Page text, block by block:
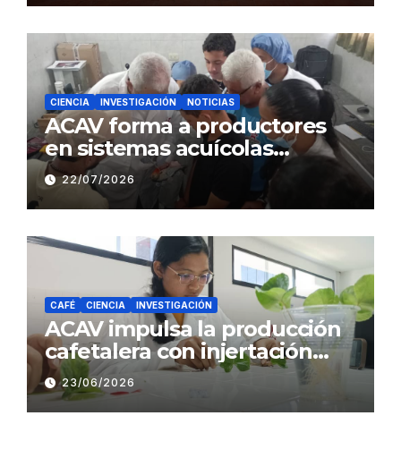
Café
CIENCIA INVESTIGACIÓN NOTICIAS
ACAV forma a productores
en sistemas acuícolas
sustentables en Barinas
22/07/2026
CAFÉ CIENCIA INVESTIGACIÓN
ACAV impulsa la producción
cafetalera con injertación
hipocotiledonaria
23/06/2026